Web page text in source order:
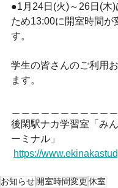
●1月24日(火)～26日(木
ため13:00に開室時間が
す。
学生の皆さんのご利用
ます。
後閑駅ナカ学習室「み
ーミナル」
https://
お知らせ開室時間変更休室